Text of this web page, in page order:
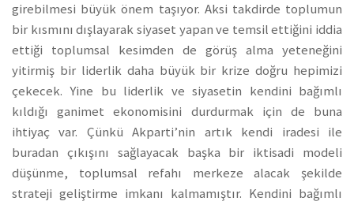
girebilmesi büyük önem taşıyor. Aksi takdirde toplumun
bir kısmını dışlayarak siyaset yapan ve temsil ettiğini iddia
ettiği toplumsal kesimden de görüş alma yeteneğini
yitirmiş bir liderlik daha büyük bir krize doğru hepimizi
çekecek. Yine bu liderlik ve siyasetin kendini bağımlı
kıldığı ganimet ekonomisini durdurmak için de buna
ihtiyaç var. Çünkü Akparti’nin artık kendi iradesi ile
buradan çıkışını sağlayacak başka bir iktisadi modeli
düşünme, toplumsal refahı merkeze alacak şekilde
strateji geliştirme imkanı kalmamıştır. Kendini bağımlı